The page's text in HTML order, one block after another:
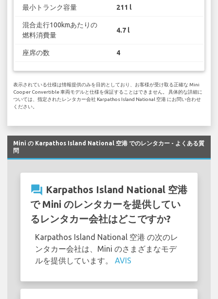
最小トランク容量 211 l
混合走行100kmあたりの
燃料消費量
4.7 l
座席の数 4
表示されている仕様は情報提供のみを目的としており、お客様が受け取る正確な Mini
Cooper Convertible 車両モデルと仕様を保証することはできません。 具体的な詳細に
ついては、指定されたレンタカー会社 Karpathos Island National 空港 にお問い合わせ
ください。
Mini の Karpathos Island National 空港 でのレンタカー - よくある質
問
question_answer Karpathos Island National 空港
で Mini のレンタカーを提供してい
るレンタカー会社はどこですか?
Karpathos Island National 空港 の次のレ
ンタカー会社は、Mini のさまざまなモデ
ルを提供しています。 AVIS